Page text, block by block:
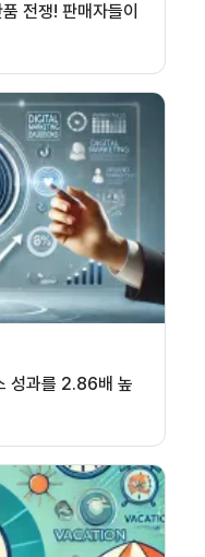
전쟁! 판매자들이
성과를 2.86배 높